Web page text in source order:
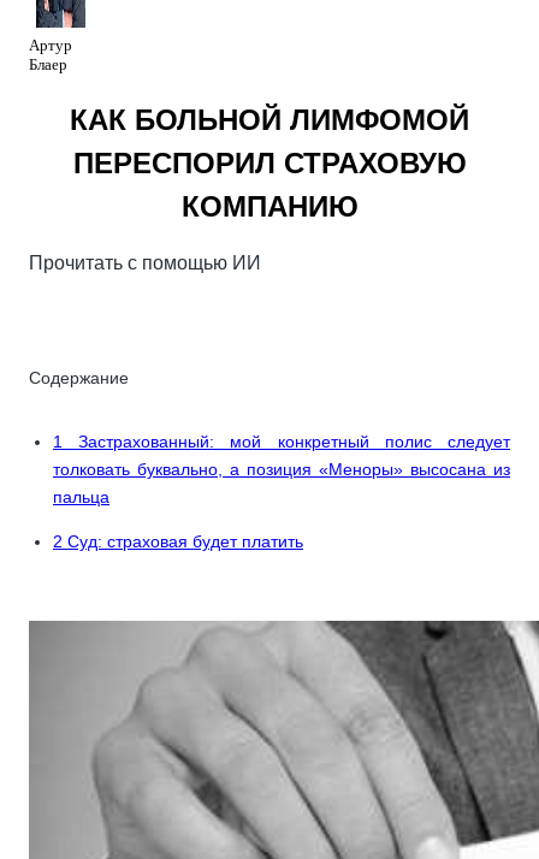
Артур
Блаер
КАК БОЛЬНОЙ ЛИМФОМОЙ
ПЕРЕСПОРИЛ СТРАХОВУЮ
КОМПАНИЮ
Прочитать с помощью ИИ
Содержание
1
Застрахованный: мой конкретный полис следует
толковать буквально, а позиция «Меноры» высосана из
пальца
2 Суд: страховая будет платить